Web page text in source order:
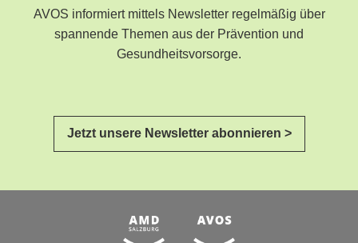
AVOS informiert mittels Newsletter regelmäßig über
spannende Themen aus der Prävention und
Gesundheitsvorsorge.
Jetzt unsere Newsletter abonnieren >